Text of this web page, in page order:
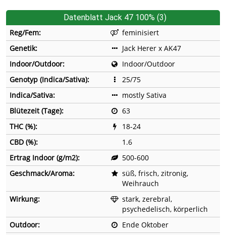
Datenblatt Jack 47 100% (3)
Reg/Fem:
feminisiert
Genetik:
Jack Herer x AK47
Indoor/Outdoor:
Indoor/Outdoor
Genotyp (Indica/Sativa):
25/75
Indica/Sativa:
mostly Sativa
Blütezeit (Tage):
63
THC (%):
18-24
CBD (%):
1.6
Ertrag Indoor (g/m2):
500-600
Geschmack/Aroma:
süß, frisch, zitronig,
Weihrauch
Wirkung:
stark, zerebral,
psychedelisch, körperlich
Outdoor:
Ende Oktober